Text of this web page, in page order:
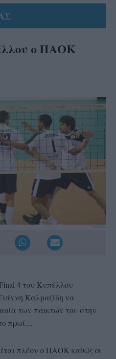
ο ΠΑΟΚ
4 του Κυπέλλου
Καλμαζίδη να
των παικτών του στην
πρωί…
πλέον ο ΠΑΟΚ καθώς οι